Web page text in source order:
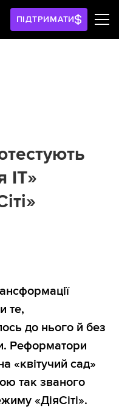
ПІДТРИМАТИ
ІТ»
те,
до нього й без
Реформатори
«квітучий сад»
так званого
«ДіяСіті».